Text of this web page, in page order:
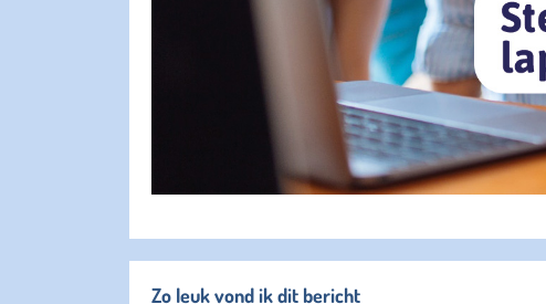
Zo leuk vond ik dit bericht